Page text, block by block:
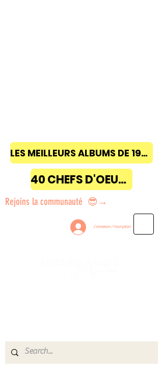
LES MEILLEURS ALBUMS DE 1968 à 2018
40 CHEFS D'OEUVRE
Rejoins la communauté 😎→
Connexion / Inscription